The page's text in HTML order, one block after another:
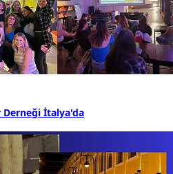
İtalya'da